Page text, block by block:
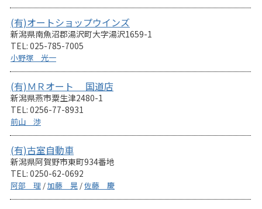
(有)オートショップウインズ
新潟県南魚沼郡湯沢町大字湯沢1659-1
TEL: 025-785-7005
小野塚 光一
(有)ＭＲオート 国道店
新潟県燕市粟生津2480-1
TEL: 0256-77-8931
前山 渉
(有)古室自動車
新潟県阿賀野市東町934番地
TEL: 0250-62-0692
阿部 理 /加藤 晃 /佐藤 慶